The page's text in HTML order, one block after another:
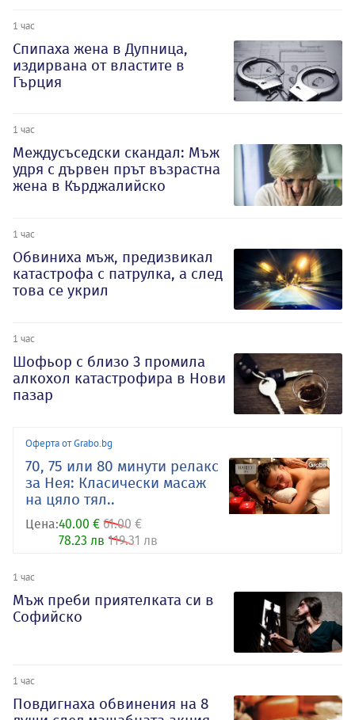
1 час
Спипаха жена в Дупница,
издирвана от властите в
Гърция
1 час
Междусъседски скандал: Мъж
удря с дървен прът възрастна
жена в Кърджалийско
1 час
Обвиниха мъж, предизвикал
катастрофа с патрулка, а след
това се укрил
1 час
Шофьор с близо 3 промила
алкохол катастрофира в Нови
пазар
Оферта от Grabo.bg
70, 75 или 80 минути релакс
за Нея: Класически масаж
на цяло тял..
Цена:40.00 € 61.00 €
78.23 лв 119.31 лв
1 час
Мъж преби приятелката си в
Софийско
1 час
Повдигнаха обвинения на 8